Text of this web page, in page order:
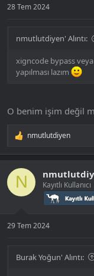
28 Tem 2024
nmutlutdiyen' Alıntı:
xigncode bypass veya
yapılması lazım
O benim işim değil
T
p
k
e
nmutlutdiyen
N Kayıtlı Kullanıcı
29 Tem 2024
Burak Yoğun' Alıntı: